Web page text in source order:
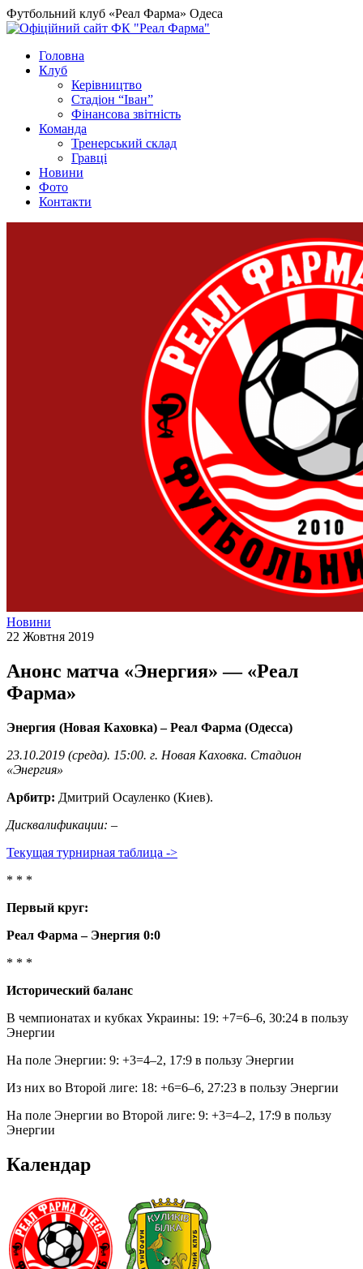
Футбольний клуб «Реал Фарма» Одеса
Головна
Клуб
Керівництво
Стадіон “Іван”
Фінансова звітність
Команда
Тренерський склад
Гравці
Новини
Фото
Контакти
Новини
22 Жовтня 2019
Анонс матча «Энергия» — «Реал
Фарма»
Энергия (Новая Каховка) – Реал Фарма (Одесса)
23.10.2019 (среда). 15:00. г. Новая Каховка. Стадион
«Энергия»
Арбитр: Дмитрий Осауленко (Киев).
Дисквалификации: –
Текущая турнирная таблица ->
* * *
Первый круг:
Реал Фарма – Энергия 0:0
* * *
Исторический баланс
В чемпионатах и кубках Украины: 19: +7=6–6, 30:24 в пользу
Энергии
На поле Энергии: 9: +3=4–2, 17:9 в пользу Энергии
Из них во Второй лиге: 18: +6=6–6, 27:23 в пользу Энергии
На поле Энергии во Второй лиге: 9: +3=4–2, 17:9 в пользу
Энергии
Календар